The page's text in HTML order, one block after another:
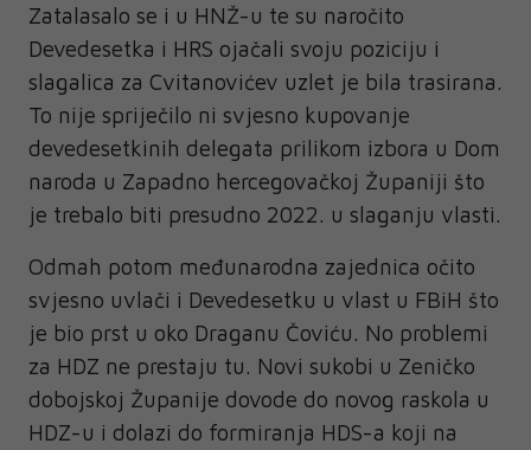
Zatalasalo se i u HNŽ-u te su naročito
Devedesetka i HRS ojačali svoju poziciju i
slagalica za Cvitanovićev uzlet je bila trasirana.
To nije spriječilo ni svjesno kupovanje
devedesetkinih delegata prilikom izbora u Dom
naroda u Zapadno hercegovačkoj Županiji što
je trebalo biti presudno 2022. u slaganju vlasti.
Odmah potom međunarodna zajednica očito
svjesno uvlači i Devedesetku u vlast u FBiH što
je bio prst u oko Draganu Čoviću. No problemi
za HDZ ne prestaju tu. Novi sukobi u Zeničko
dobojskoj Županije dovode do novog raskola u
HDZ-u i dolazi do formiranja HDS-a koji na